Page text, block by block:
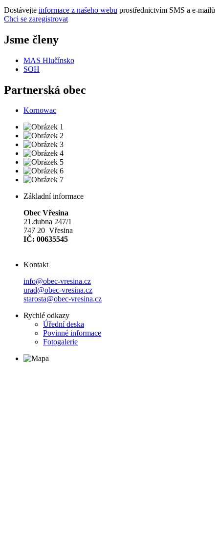
Dostávejte informace z našeho webu prostřednictvím SMS a e-mailů
Chci se zaregistrovat
Jsme členy
MAS Hlučínsko
SOH
Partnerská obec
Kornowac
Základní informace
Obec Vřesina
21.dubna 247/1
747 20 Vřesina
IČ: 00635545
Kontakt
info@obec-vresina.cz
urad@obec-vresina.cz
starosta@obec-vresina.cz
Rychlé odkazy
Úřední deska
Povinné informace
Fotogalerie